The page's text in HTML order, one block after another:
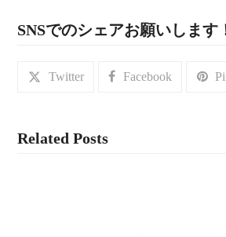
SNSでのシェアお願いします
Twitter Facebook
Related Posts